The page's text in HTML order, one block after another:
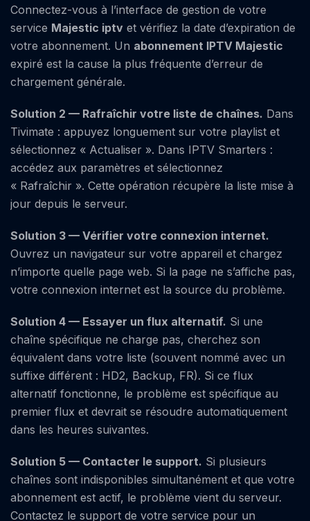
Connectez-vous à l’interface de gestion de votre
service Majestic iptv et vérifiez la date d’expiration de
votre abonnement. Un abonnement IPTV Majestic
expiré est la cause la plus fréquente d’erreur de
chargement générale.
Solution 2 — Rafraîchir votre liste de chaînes. Dans
Tivimate : appuyez longuement sur votre playlist et
sélectionnez « Actualiser ». Dans IPTV Smarters :
accédez aux paramètres et sélectionnez
« Rafraîchir ». Cette opération récupère la liste mise à
jour depuis le serveur.
Solution 3 — Vérifier votre connexion internet.
Ouvrez un navigateur sur votre appareil et chargez
n’importe quelle page web. Si la page ne s’affiche pas,
votre connexion internet est la source du problème.
Solution 4 — Essayer un flux alternatif. Si une
chaîne spécifique ne charge pas, cherchez son
équivalent dans votre liste (souvent nommé avec un
suffixe différent : HD2, Backup, FR). Si ce flux
alternatif fonctionne, le problème est spécifique au
premier flux et devrait se résoudre automatiquement
dans les heures suivantes.
Solution 5 — Contacter le support. Si plusieurs
chaînes sont indisponibles simultanément et que votre
abonnement est actif, le problème vient du serveur.
Contactez le support de votre service pour un